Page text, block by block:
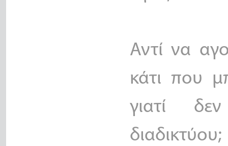
Αντί να
κάτι που
γιατί